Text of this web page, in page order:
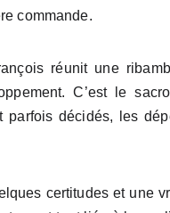
commande.
réunit une
C’est le
parfois décidés, les
certitudes et une